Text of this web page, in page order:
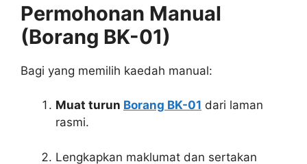
Permohonan Manual
(Borang BK-01)
Bagi yang memilih kaedah manual:
Muat turun Borang BK-01 dari laman
rasmi.
Lengkapkan maklumat dan sertakan